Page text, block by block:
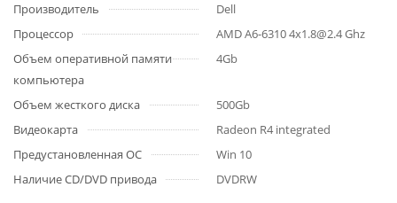
Производитель
Dell
Процессор
AMD A6-6310 4x1.8@2.4 Ghz
Объем оперативной памяти
компьютера
4Gb
Объем жесткого диска
500Gb
Видеокарта
Radeon R4 integrated
Предустановленная ОС
Win 10
Наличие CD/DVD привода
DVDRW